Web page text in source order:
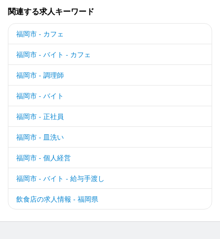
関連する求人キーワード
福岡市 - カフェ
福岡市 - バイト - カフェ
福岡市 - 調理師
福岡市 - バイト
福岡市 - 正社員
福岡市 - 皿洗い
福岡市 - 個人経営
福岡市 - バイト - 給与手渡し
飲食店の求人情報 - 福岡県